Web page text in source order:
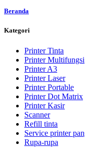
Beranda
Kategori
Printer Tinta
Printer Multifungsi
Printer A3
Printer Laser
Printer Portable
Printer Dot Matrix
Printer Kasir
Scanner
Refill tinta
Service printer
Rupa-rupa